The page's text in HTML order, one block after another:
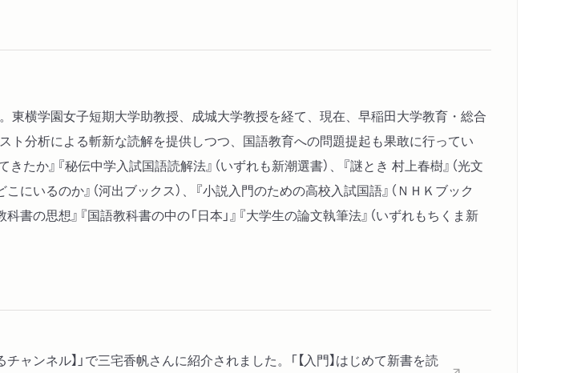
第４章 鏡だけが知っている──身体
過去問７ 「身体をもつ」ことと「身体である」こと
過去問８ 私の欲望は他者の欲望である
過去問11 都市が大衆を生み出した
第６章 その価値は誰が決めるのか──情報
横学園女子短期大学助教授、成城大学教授を経て、現在、早稲田大学教育・総合
分析による斬新な読解を提供しつつ、国語教育への問題提起も果敢に行ってい
たか』『秘伝中学入試国語読解法』（いずれも新潮選書）、『謎とき 村上春樹』（光文
にいるのか』（河出ブックス）、『小説入門のための高校入試国語』（ＮＨＫブック
書の思想』『国語教科書の中の「日本」』『大学生の論文執筆法』（いずれもちくま新
ャンネル】」で三宅香帆さんに紹介されました。「【入門】はじめて新書を読